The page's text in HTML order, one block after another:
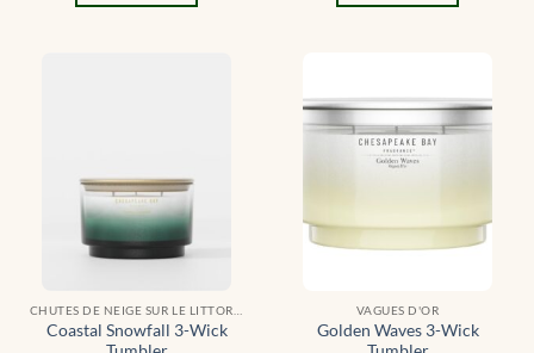
Coastal Snowfall 3-Wick
VAGUES D'OR
Golden Waves 3-Wick